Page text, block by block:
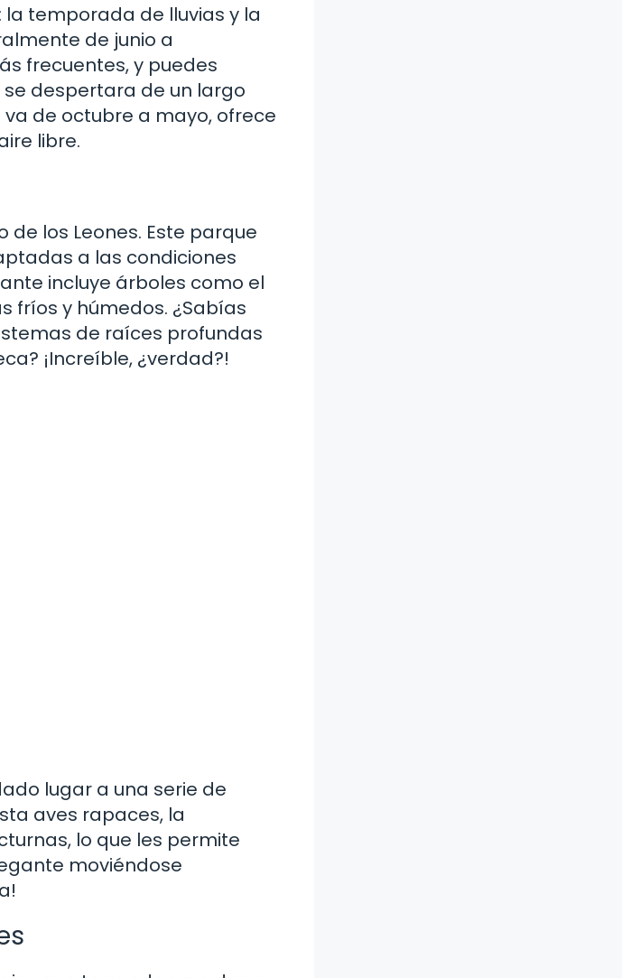
la temporada de lluvias y la
de junio a
frecuentes, y puedes
despertara de un largo
de octubre a mayo, ofrece
libre.
los Leones. Este parque
a las condiciones
incluye árboles como el
fríos y húmedos. ¿Sabías
de raíces profundas
¡Increíble, ¿verdad?!
lugar a una serie de
aves rapaces, la
lo que les permite
moviéndose